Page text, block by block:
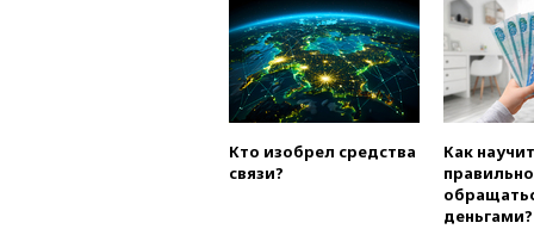
Кто изобрел средства
связи?
Как
правильно
деньгами?